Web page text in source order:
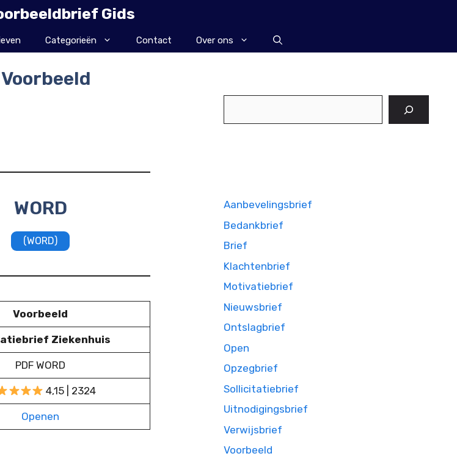
Gids
Categorieën Contact Over ons
WORD
(WORD)
Voorbeeld
Ziekenhuis
PDF WORD
4,15 | 2324
Openen
Aanbevelingsbrief
Bedankbrief
Brief
Klachtenbrief
Motivatiebrief
Nieuwsbrief
Ontslagbrief
Open
Opzegbrief
Sollicitatiebrief
Uitnodigingsbrief
Verwijsbrief
Voorbeeld